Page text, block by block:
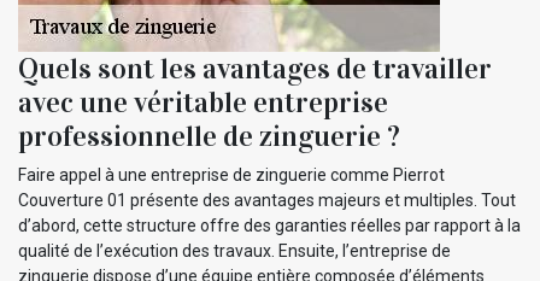
Quels sont les avantages de travailler
avec une véritable entreprise
professionnelle de zinguerie ?
Faire appel à une entreprise de zinguerie comme Pierrot
Couverture 01 présente des avantages majeurs et multiples. Tout
d’abord, cette structure offre des garanties réelles par rapport à la
qualité de l’exécution des travaux. Ensuite, l’entreprise de
zinguerie dispose d’une équipe entière composée d’éléments